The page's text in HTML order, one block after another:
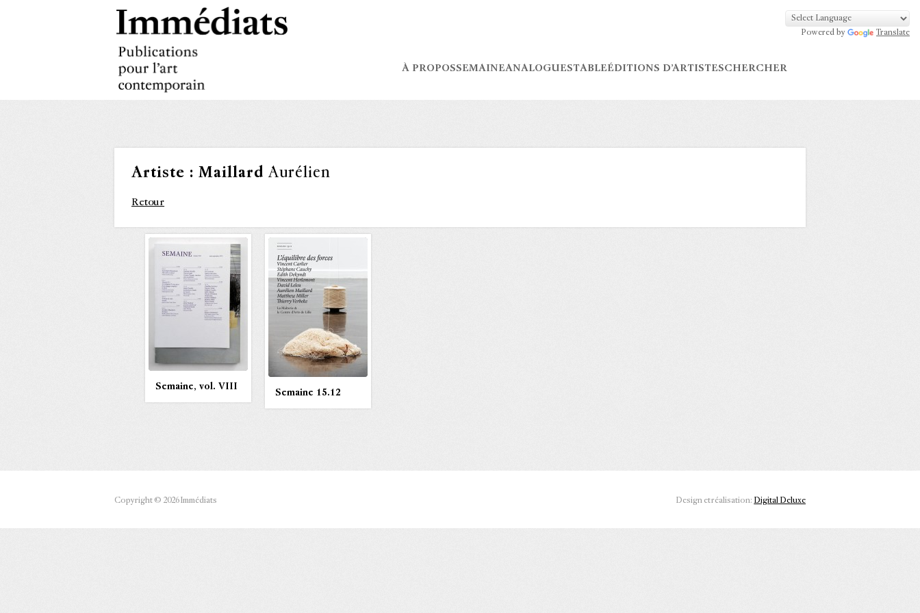
Powered by Translate
À PROPOSSEMAINEANALOGUESTABLEÉDITIONS D’ARTISTESCHERCHER
Artiste : Maillard Aurélien
Retour
Semaine, vol. VIII
Semaine 15.12
Copyright © 2026 Immédiats Design et réalisation: Digital Deluxe